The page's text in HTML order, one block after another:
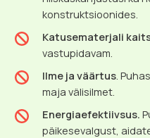
konstruktsioonides.
Katusematerjali
vastupidavam.
Ilme ja väärtus .
maja välisilmet.
Energiaefektiivsus.
päikesevalgust,